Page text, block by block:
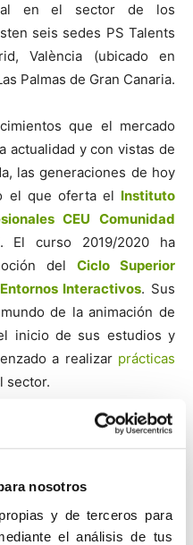
nosotros
y de terceros para
el análisis de tus
en el sector de los
seis sedes PS Talents
València (ubicado en
Palmas de Gran Canaria.
que el mercado
actualidad y con vistas de
las generaciones de hoy
el que oferta el Instituto
CEU Comunidad
El curso 2019/2020 ha
del Ciclo Superior
Interactivos. Sus
de la animación de
inicio de sus estudios y
a realizar prácticas
sector.
videojuegos